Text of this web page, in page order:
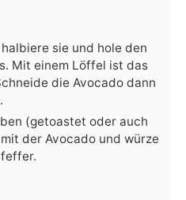
sie und hole den
Mit einem Löffel ist das
die Avocado dann
(getoastet oder auch
der Avocado und würze